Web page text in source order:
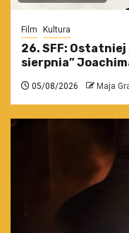
Film Kultura
26. SFF: Ostatniej
sierpnia”
05/08/2026 Maja